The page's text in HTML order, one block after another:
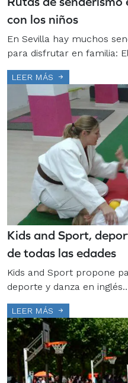
con los niños
En Sevilla hay muchos
para disfrutar en familia:
LEER MÁS
Kids and Sport,
de todas las edades
Kids and Sport propone
deporte y danza en
LEER MÁS